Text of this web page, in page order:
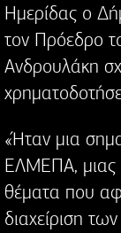
Ημερίδας ο
τον Πρόεδρο
Ανδρουλάκη
«Ήταν μια
ΕΛΜΕΠΑ, μιας
θέματα που
διαχείριση